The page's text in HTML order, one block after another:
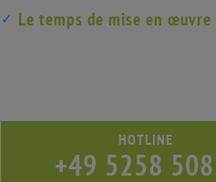
Le temps de mise en
HOTLINE
+49 5258